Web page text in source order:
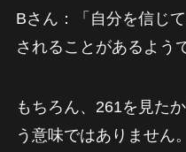
Bさん：「自分を信じ
されることがあるよう
もちろん、261を見た
う意味ではありません